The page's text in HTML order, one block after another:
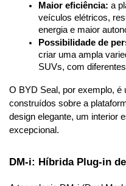
Maior eficiência: a
veículos elétricos,
energia e maior
Possibilidade de
criar uma ampla
SUVs, com
O BYD Seal, por exemplo, é
construídos sobre a
design elegante, um interior
excepcional.
DM-i: Híbrida Plug-in